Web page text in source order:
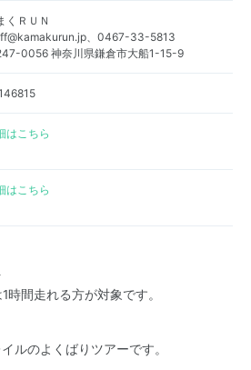
くＲＵＮ
、0467-33-5813
0056 神奈川県鎌倉市大船1-15-9
はこちら
はこちら
時間走れる方が対象です。
ルのよくばりツアーです。